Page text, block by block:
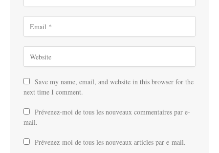
Save my name, email, and website in this browser for the
next time I comment.
Prévenez-moi de tous les nouveaux commentaires par e-
mail.
Prévenez-moi de tous les nouveaux articles par e-mail.